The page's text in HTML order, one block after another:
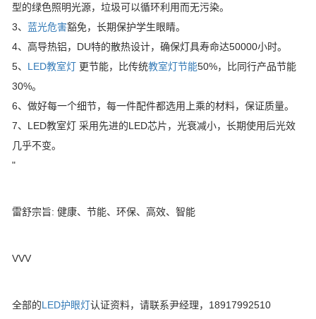
型的绿色照明光源，垃圾可以循环利用而无污染。
3、 蓝光危害豁免，长期保护学生眼睛。
4、高导热铝，DU特的散热设计，确保灯具寿命达50000小时。
5、 LED教室灯 更节能，比传统教室灯节能50%，比同行产品节能
30%。
6、做好每一个细节，每一件配件都选用上乘的材料，保证质量。
7、LED教室灯 采用先进的LED芯片，光衰减小，长期使用后光效
几乎不变。
"
雷舒宗旨: 健康、节能、环保、高效、智能
VVV
全部的LED护眼灯认证资料，请联系尹经理，18917992510